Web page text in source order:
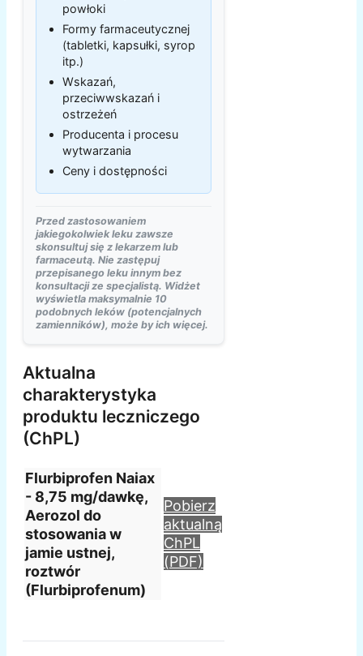
powłoki
Formy farmaceutycznej
(tabletki, kapsułki, syrop
itp.)
Wskazań,
przeciwwskazań i
ostrzeżeń
Producenta i procesu
wytwarzania
Ceny i dostępności
Przed zastosowaniem
jakiegokolwiek leku zawsze
skonsultuj się z lekarzem lub
farmaceutą. Nie zastępuj
przepisanego leku innym bez
konsultacji ze specjalistą. Widżet
wyświetla maksymalnie 10
podobnych leków (potencjalnych
zamienników), może by ich więcej.
Aktualna
charakterystyka
produktu leczniczego
(ChPL)
Flurbiprofen Naiax
- 8,75 mg/dawkę,
Aerozol do
stosowania w
jamie ustnej,
roztwór
(Flurbiprofenum)
Pobierz
aktualną
ChPL
(PDF)